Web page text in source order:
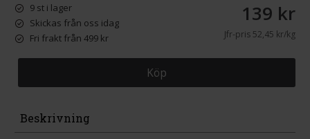
9 st i lager
Skickas från oss idag
Fri frakt från 499 kr
139 kr
Jfr-pris52,45 kr/kg
Köp
Beskrivning